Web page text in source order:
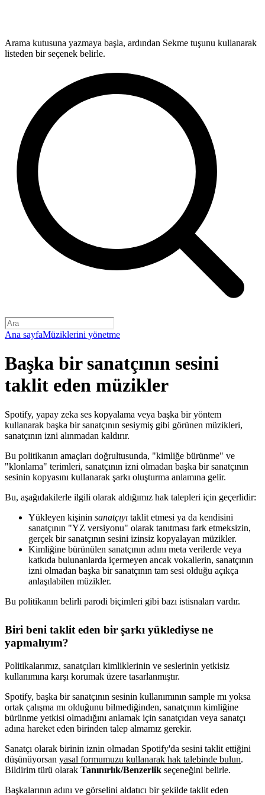
Arama kutusuna yazmaya başla, ardından Sekme tuşunu kullanarak
listeden bir seçenek belirle.
Ana sayfaMüziklerini yönetme
Başka bir sanatçının sesini
taklit eden müzikler
Spotify, yapay zeka ses kopyalama veya başka bir yöntem
kullanarak başka bir sanatçının sesiymiş gibi görünen müzikleri,
sanatçının izni alınmadan kaldırır.
Bu politikanın amaçları doğrultusunda, "kimliğe bürünme" ve
"klonlama" terimleri, sanatçının izni olmadan başka bir sanatçının
sesinin kopyasını kullanarak şarkı oluşturma anlamına gelir.
Bu, aşağıdakilerle ilgili olarak aldığımız hak talepleri için geçerlidir:
Yükleyen kişinin sanatçıyı taklit etmesi ya da kendisini
sanatçının "YZ versiyonu" olarak tanıtması fark etmeksizin,
gerçek bir sanatçının sesini izinsiz kopyalayan müzikler.
Kimliğine bürünülen sanatçının adını meta verilerde veya
katkıda bulunanlarda içermeyen ancak vokallerin, sanatçının
izni olmadan başka bir sanatçının tam sesi olduğu açıkça
anlaşılabilen müzikler.
Bu politikanın belirli parodi biçimleri gibi bazı istisnaları vardır.
Biri beni taklit eden bir şarkı yüklediyse ne
yapmalıyım?
Politikalarımız, sanatçıları kimliklerinin ve seslerinin yetkisiz
kullanımına karşı korumak üzere tasarlanmıştır.
Spotify, başka bir sanatçının sesinin kullanımının sample mı yoksa
ortak çalışma mı olduğunu bilmediğinden, sanatçının kimliğine
bürünme yetkisi olmadığını anlamak için sanatçıdan veya sanatçı
adına hareket eden birinden talep almamız gerekir.
Sanatçı olarak birinin iznin olmadan Spotify'da sesini taklit ettiğini
düşünüyorsan yasal formumuzu kullanarak hak talebinde bulun.
Bildirim türü olarak Tanınırlık/Benzerlik seçeneğini belirle.
Başkalarının adını ve görselini aldatıcı bir şekilde taklit eden